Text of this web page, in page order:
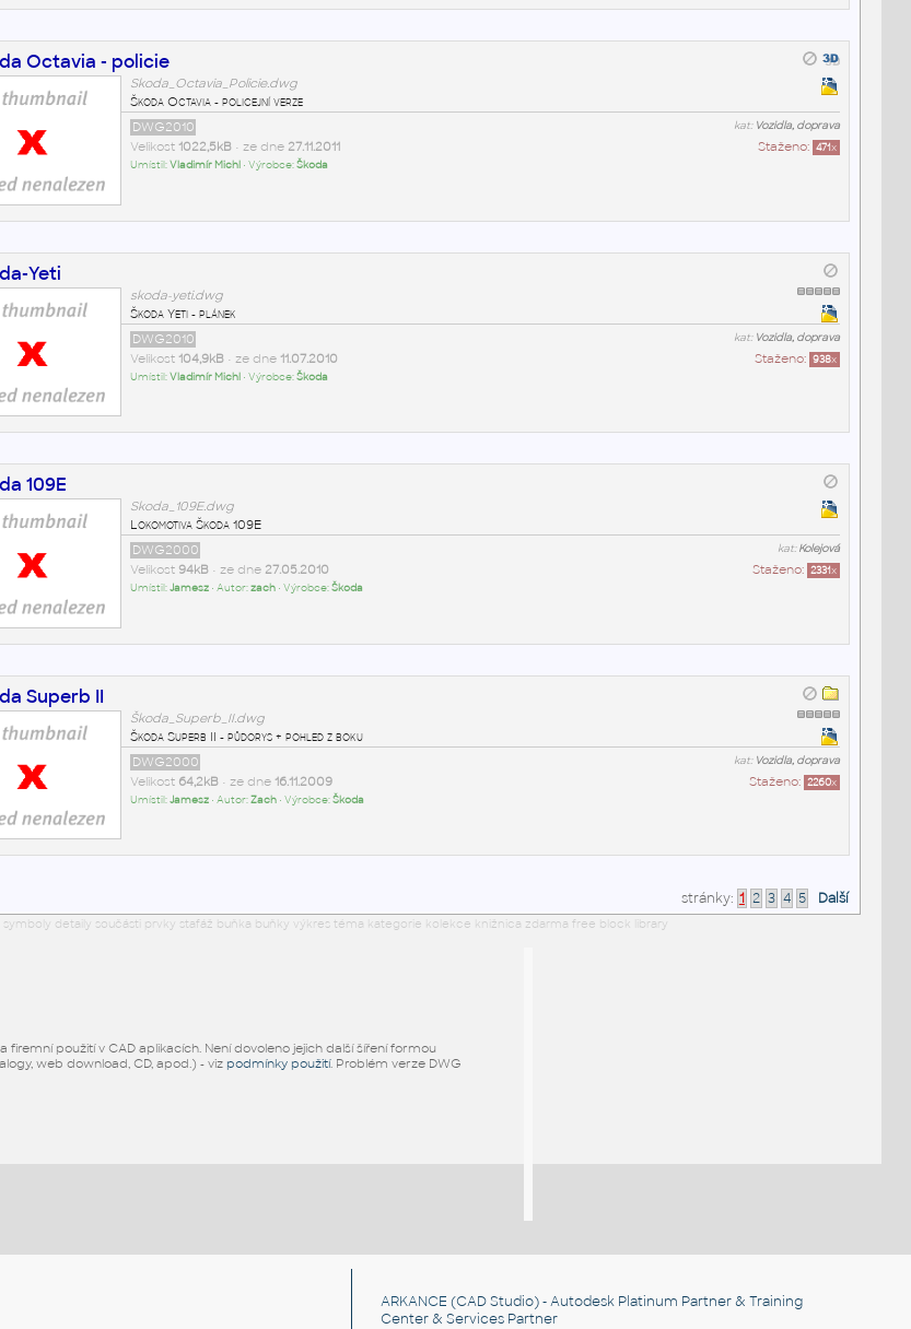
Octavia - policie
Skoda_Octavia_Policie.dwg
Škoda Octavia - policejní verze
kat: Vozidla, doprava
DWG2010
Staženo: 471x
Velikost 1022,5kB• ze dne 27.11.2011
Umístil:Vladimír Michl • Výrobce:Škoda
Yeti
skoda-yeti.dwg
Škoda Yeti - plánek
kat: Vozidla, doprava
DWG2010
Staženo: 938x
Velikost 104,9kB• ze dne 11.07.2010
Umístil:Vladimír Michl• Výrobce:Škoda
109E
Skoda_109E.dwg
Lokomotiva Škoda 109E
kat:Kolejová
DWG2000
Staženo: 2331x
Velikost 94kB• ze dne 27.05.2010
Umístil:Jamesz• Autor:zach• Výrobce:Škoda
Superb II
Škoda_Superb_II.dwg
Škoda Superb II - půdorys + pohled z boku
kat: Vozidla, doprava
DWG2000
Staženo: 2260x
Velikost 64,2kB• ze dne 16.11.2009
Umístil:Jamesz• Autor:Zach• Výrobce:Škoda
stránky: 1 2 3 4 5 Další
detaily součásti prvky stafáž buňka buňky výkres téma kategorie kolekce knižnica zdarma free block library
firemní použití v CAD aplikacích. Není dovoleno jejich další šíření formou
web download, CD, apod.) - viz podmínky použití. Problém verze DWG
ARKANCE (CAD Studio) - Autodesk Platinum Partner & Training
Center & Services Partner